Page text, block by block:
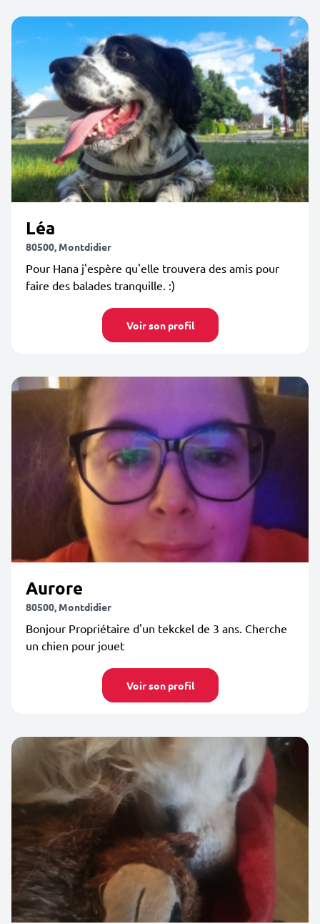
Léa
80500, Montdidier
Pour Hana j'espère qu'elle trouvera des amis pour
faire des balades tranquille. :)
Voir son profil
Aurore
80500, Montdidier
Bonjour Propriétaire d'un tekckel de 3 ans. Cherche
un chien pour jouet
Voir son profil